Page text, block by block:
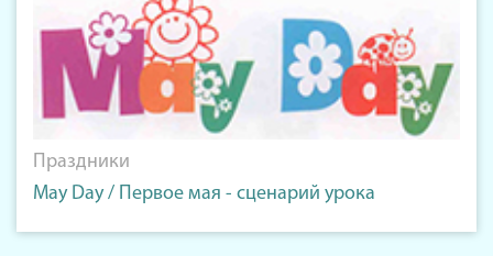
Праздники
May Day / Первое мая - сценарий урока